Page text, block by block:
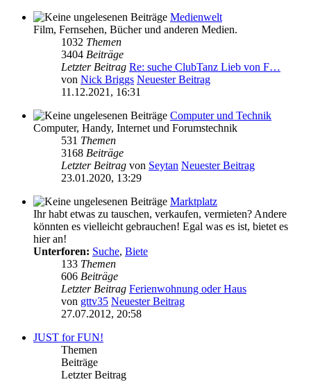
Medienwelt
Film, Fernsehen, Bücher und anderen Medien.
1032 Themen
3404 Beiträge
Letzter Beitrag Re: suche ClubTanz Lieb von F…
von Nick Briggs Neuester Beitrag
11.12.2021, 16:31
Computer und Technik
Computer, Handy, Internet und Forumstechnik
531 Themen
3168 Beiträge
Letzter Beitrag von Seytan Neuester Beitrag
23.01.2020, 13:29
Marktplatz
Ihr habt etwas zu tauschen, verkaufen, vermieten? Andere
könnten es vielleicht gebrauchen! Egal was es ist, bietet es
hier an!
Unterforen: Suche, Biete
133 Themen
606 Beiträge
Letzter Beitrag Ferienwohnung oder Haus
von gttv35 Neuester Beitrag
27.07.2012, 20:58
JUST for FUN!
Themen
Beiträge
Letzter Beitrag